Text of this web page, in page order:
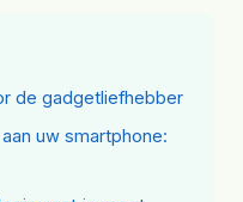
de gadgetliefhebber
uw smartphone: